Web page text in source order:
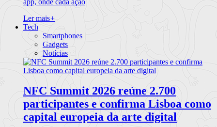
Ler mais+
Tech
Smartphones
Gadgets
Notícias
NFC Summit 2026 reúne 2.700
participantes e confirma Lisboa como
capital europeia da arte digital